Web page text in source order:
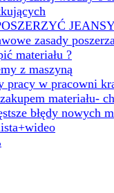
zasady
materiału ?
z maszyną
pracy w pracowni
materiału-
błędy nowych